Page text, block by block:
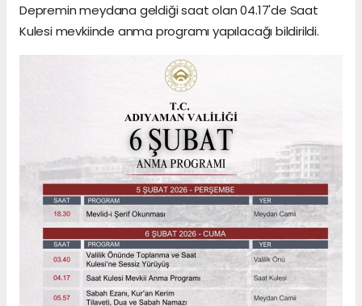
Depremin meydana geldiği saat olan 04.17'de Saat
Kulesi mevkiinde anma programı yapılacağı bildirildi.